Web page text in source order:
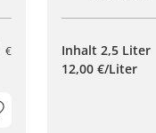
€
Inhalt 2,5 Liter
12,00 €/Liter